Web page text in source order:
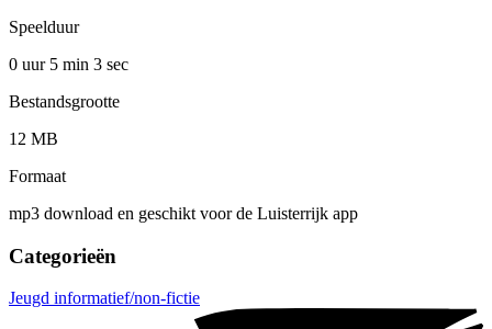
Speelduur
0 uur 5 min 3 sec
Bestandsgrootte
12 MB
Formaat
mp3 download en geschikt voor de Luisterrijk app
Categorieën
Jeugd informatief/non-fictie